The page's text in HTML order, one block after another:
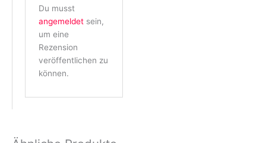
Du musst
angemeldet sein,
um eine
Rezension
veröffentlichen zu
können.